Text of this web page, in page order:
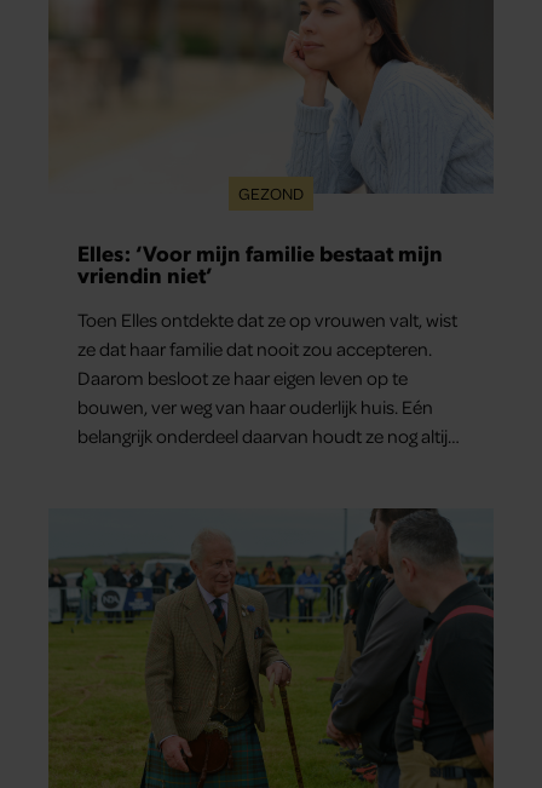
GEZOND
Elles: ‘Voor mijn familie bestaat mijn
vriendin niet’
Toen Elles ontdekte dat ze op vrouwen valt, wist
ze dat haar familie dat nooit zou accepteren.
Daarom besloot ze haar eigen leven op te
bouwen, ver weg van haar ouderlijk huis. Eén
belangrijk onderdeel daarvan houdt ze nog altijd